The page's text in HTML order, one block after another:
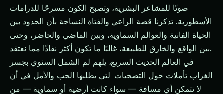
صوتًا للمشاعر البشرية، وتصبح الكون مسرحًا للدرامات
الأسطورية. تذكرنا قصة الراعي والفتاة النساجة بأن الحدود بين
الحياة الفانية والعوالم السماوية، وبين الماضي والحاضر، وحتى
بين الواقع والخارق للطبيعة، غالبًا ما تكون أكثر نفاذًا مما نعتقد.
في العالم الحديث السريع، يلهم لم الشمل السنوي بجسر
الغراب تأملات حول التضحيات التي يطلبها الحب والأمل في أن
لا تتمكن أي مسافة — سواء كانت أرضية أو سماوية — من